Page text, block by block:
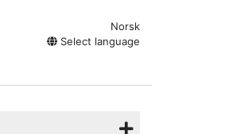
Norsk
Select language